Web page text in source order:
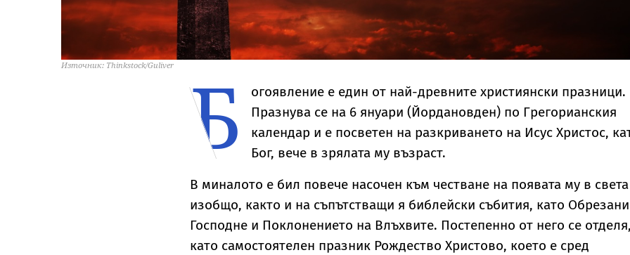
Източник: Thinkstock/Guliver Б
огоявление е един от най-древните християнски празници.
Празнува се на 6 януари (Йордановден) по Грегорианския
календар и е посветен на разкриването на Исус Христос,
Бог, вече в зрялата му възраст.
В миналото е бил повече насочен към честване на появата му в света
изобщо, както и на съпътстващи я библейски събития, като
Господне и Поклонението на Влъхвите. Постепенно от него се отделя,
като самостоятелен празник Рождество Христово, което е сред